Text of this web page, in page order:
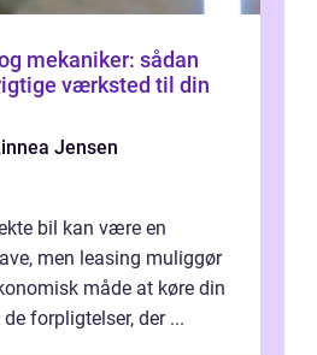
mekaniker: sådan
værksted til din
Jensen
bil kan være en
men leasing muliggør
måde at køre din
forpligtelser, der ...